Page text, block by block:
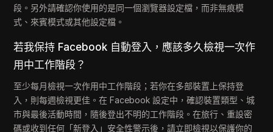
段。另外請確認你使用的是同一個瀏覽器設定檔，而非無痕模
式、來賓模式或其他設定檔。
若我保持 Facebook 自動登入，應該多久檢視一次作
用中工作階段？
至少每月檢視一次作用中工作階段；若你在多部裝置上保持登
入，則每週檢視更佳。在 Facebook 設定中，確認裝置類型、城
市與最後活動時間，隨後登出不明的工作階段。在旅行、重設密
碼或收到任何「新登入」安全性警示後，請立即檢視以保護你的